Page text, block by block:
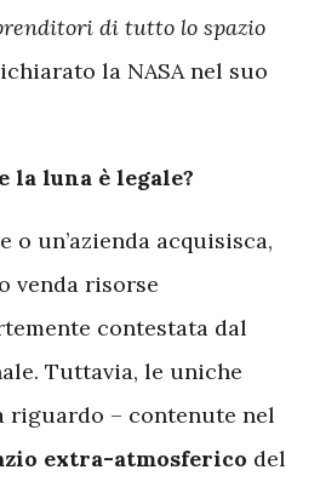
di tutto lo spazio
la NASA nel suo
la luna è legale?
o un’azienda acquisisca,
venda risorse
contestata dal
Tuttavia, le uniche
riguardo – contenute nel
extra-atmosferico del